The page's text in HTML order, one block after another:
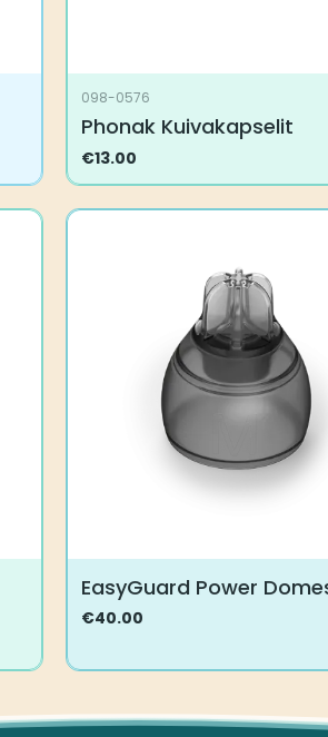
098-0576
Phonak Kuivakapselit
€13.00
EasyGuard Power
€40.00
tuotteella
useampi